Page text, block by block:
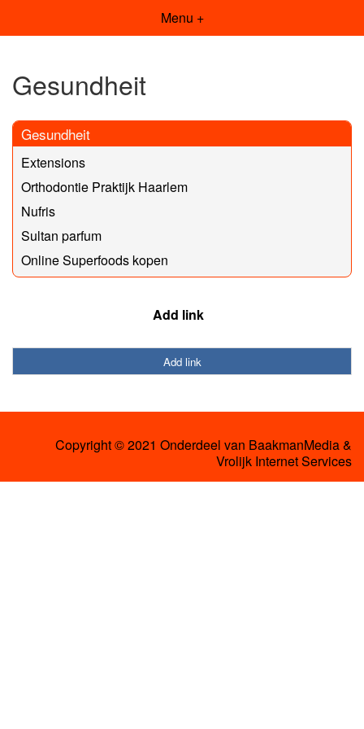
Menu +
Gesundheit
Gesundheit
Extensions
Orthodontie Praktijk Haarlem
Nufris
Sultan parfum
Online Superfoods kopen
Add link
Add link
Copyright © 2021 Onderdeel van BaakmanMedia&
Vrolijk Internet Services